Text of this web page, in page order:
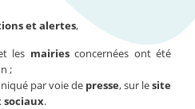
et alertes,
les mairiesconcernées ont été
;
par voie de presse, sur lesite
sociaux.